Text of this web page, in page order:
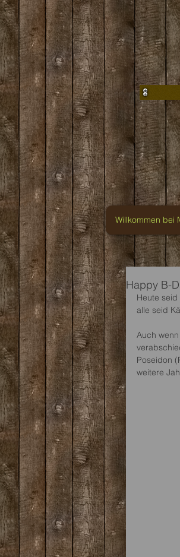
Willkommen bei
Happy B-
Heute
alle seid
Auch
Poseidon
weitere